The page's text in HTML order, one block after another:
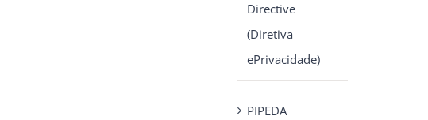
Directive
(Diretiva
ePrivacidade)
PIPEDA